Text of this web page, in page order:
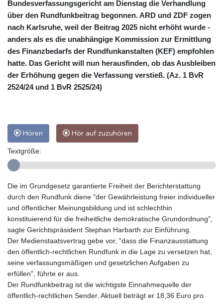
Bundesverfassungsgericht am Dienstag die Verhandlung
über den Rundfunkbeitrag begonnen. ARD und ZDF zogen
nach Karlsruhe, weil der Beitrag 2025 nicht erhöht wurde -
anders als es die unabhängige Kommission zur Ermittlung
des Finanzbedarfs der Rundfunkanstalten (KEF) empfohlen
hatte. Das Gericht will nun herausfinden, ob das Ausbleiben
der Erhöhung gegen die Verfassung verstieß. (Az. 1 BvR
2524/24 und 1 BvR 2525/24)
Hören Hör auf zuzuhören
Textgröße:
Die im Grundgesetz garantierte Freiheit der Berichterstattung
durch den Rundfunk diene "der Gewährleistung freier individueller
und öffentlicher Meinungsbildung und ist schlechthin
konstituierend für die freiheitliche demokratische Grundordnung",
sagte Gerichtspräsident Stephan Harbarth zur Einführung.
Der Medienstaatsvertrag gebe vor, "dass die Finanzausstattung
den öffentlich-rechtlichen Rundfunk in die Lage zu versetzen hat,
seine verfassungsmäßigen und gesetzlichen Aufgaben zu
erfüllen", führte er aus.
Der Rundfunkbeitrag ist die wichtigste Einnahmequelle der
öffentlich-rechtlichen Sender. Aktuell beträgt er 18,36 Euro pro